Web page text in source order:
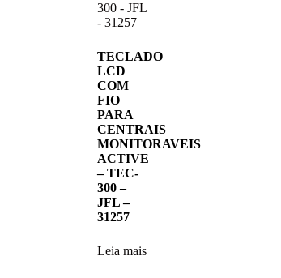
TECLADO
LCD
COM
FIO
PARA
CENTRAIS
MONITORAVEIS
ACTIVE
– TEC-
300 –
JFL –
31257
Leia mais